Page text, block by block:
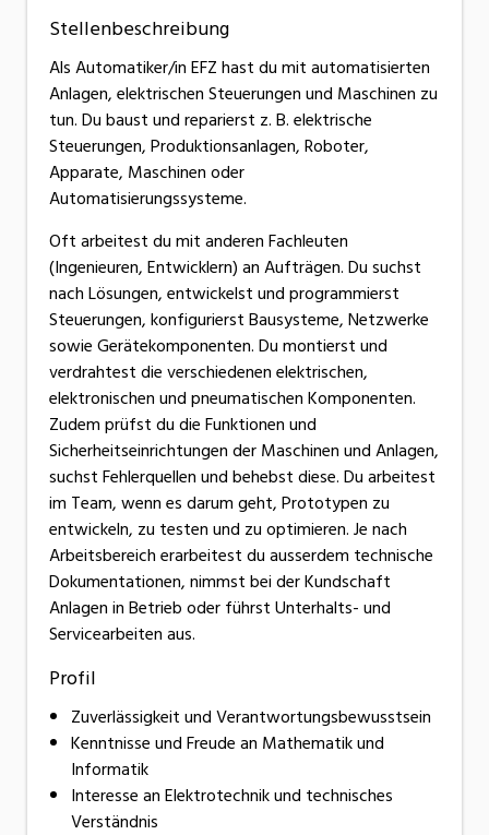
Stellenbeschreibung
Als Automatiker/in EFZ hast du mit automatisierten
Anlagen, elektrischen Steuerungen und Maschinen zu
tun. Du baust und reparierst z. B. elektrische
Steuerungen, Produktionsanlagen, Roboter,
Apparate, Maschinen oder
Automatisierungssysteme.
Oft arbeitest du mit anderen Fachleuten
(Ingenieuren, Entwicklern) an Aufträgen. Du suchst
nach Lösungen, entwickelst und programmierst
Steuerungen, konfigurierst Bausysteme, Netzwerke
sowie Gerätekomponenten. Du montierst und
verdrahtest die verschiedenen elektrischen,
elektronischen und pneumatischen Komponenten.
Zudem prüfst du die Funktionen und
Sicherheitseinrichtungen der Maschinen und Anlagen,
suchst Fehlerquellen und behebst diese. Du arbeitest
im Team, wenn es darum geht, Prototypen zu
entwickeln, zu testen und zu optimieren. Je nach
Arbeitsbereich erarbeitest du ausserdem technische
Dokumentationen, nimmst bei der Kundschaft
Anlagen in Betrieb oder führst Unterhalts- und
Servicearbeiten aus.
Profil
Zuverlässigkeit und Verantwortungsbewusstsein
Kenntnisse und Freude an Mathematik und
Informatik
Interesse an Elektrotechnik und technisches
Verständnis